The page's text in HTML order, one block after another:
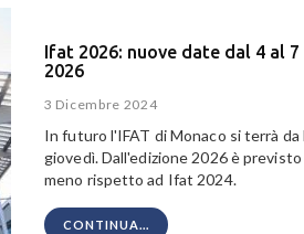
Ifat 2026: nuove date dal 4 al 7
2026
3 Dicembre 2024
In futuro l'IFAT di Monaco si terrà da
giovedì. Dall'edizione 2026 è
meno rispetto ad Ifat 2024.
CONTINUA...